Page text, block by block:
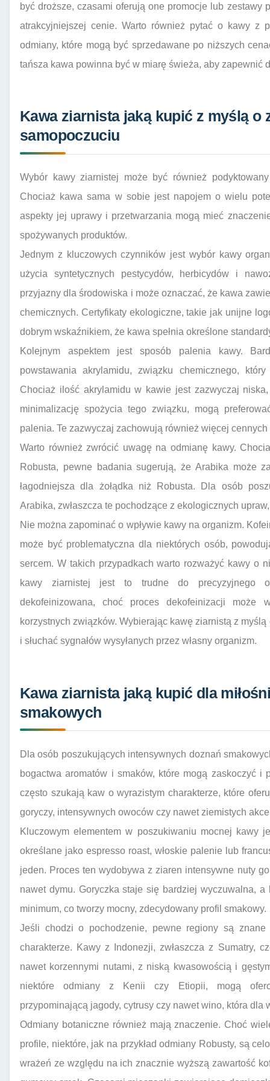
być droższe, czasami oferują one promocje lub zestawy
atrakcyjniejszej cenie. Warto również pytać o kawy z
odmiany, które mogą być sprzedawane po niższych
tańsza kawa powinna być w miarę świeża, aby zapewnić
Kawa ziarnista jaką kupić z myślą o
samopoczuciu
Wybór kawy ziarnistej może być również
Chociaż kawa sama w sobie jest napojem o wielu
aspekty jej uprawy i przetwarzania mogą mieć
spożywanych produktów.
Jednym z kluczowych czynników jest wybór kawy
użycia syntetycznych pestycydów, herbicydów i
przyjazny dla środowiska i może oznaczać, że kawa
chemicznych. Certyfikaty ekologiczne, takie jak unijne
dobrym wskaźnikiem, że kawa spełnia określone
Kolejnym aspektem jest sposób palenia kawy.
powstawania akrylamidu, związku chemicznego,
Chociaż ilość akrylamidu w kawie jest zazwyczaj
minimalizację spożycia tego związku, mogą
palenia. Te zazwyczaj zachowują również więcej
Warto również zwrócić uwagę na odmianę kawy.
Robusta, pewne badania sugerują, że Arabika może
łagodniejsza dla żołądka niż Robusta. Dla osób
Arabika, zwłaszcza te pochodzące z ekologicznych
Nie można zapominać o wpływie kawy na organizm.
może być problematyczna dla niektórych osób,
sercem. W takich przypadkach warto rozważyć kawy o
kawy ziarnistej jest to trudne do precyzyjnego
dekofeinizowana, choć proces dekofeinizacji może
korzystnych związków. Wybierając kawę ziarnistą z
i słuchać sygnałów wysyłanych przez własny organizm.
Kawa ziarnista jaką kupić dla
smakowych
Dla osób poszukujących intensywnych doznań
bogactwa aromatów i smaków, które mogą zaskoczyć i
często szukają kaw o wyrazistym charakterze, które
goryczy, intensywnych owoców czy nawet ziemistych
Kluczowym elementem w poszukiwaniu mocnej kawy
określane jako espresso roast, włoskie palenie lub
jeden. Proces ten wydobywa z ziaren intensywne nuty
nawet dymu. Goryczka staje się bardziej wyczuwalna,
minimum, co tworzy mocny, zdecydowany profil smakowy.
Jeśli chodzi o pochodzenie, pewne regiony są
charakterze. Kawy z Indonezji, zwłaszcza z Sumatry,
nawet korzennymi nutami, z niską kwasowością i
niektóre odmiany z Kenii czy Etiopii, mogą
przypominającą jagody, cytrusy czy nawet wino, która dla
Odmiany botaniczne również mają znaczenie. Choć
profile, niektóre, jak na przykład odmiany Robusty, są
wrażeń ze względu na ich znacznie wyższą zawartość